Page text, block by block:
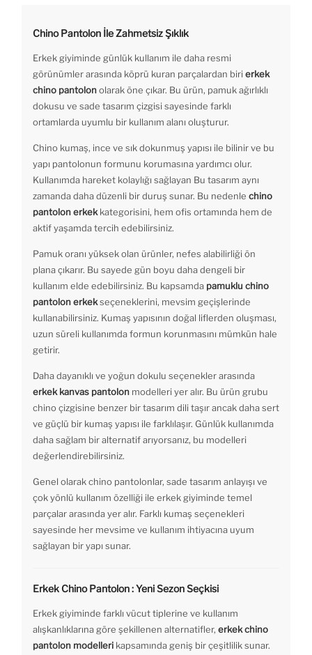
Chino Pantolon İle Zahmetsiz Şıklık
Erkek giyiminde günlük kullanım ile daha resmi
görünümler arasında köprü kuran parçalardan biri erkek
chino pantolonolarak öne çıkar. Bu ürün, pamuk ağırlıklı
dokusu ve sade tasarım çizgisi sayesinde farklı
ortamlarda uyumlu bir kullanım alanı oluşturur.
Chino kumaş, ince ve sık dokunmuş yapısı ile bilinir ve bu
yapı pantolonun formunu korumasına yardımcı olur.
Kullanımda hareket kolaylığı sağlayan Bu tasarım aynı
zamanda daha düzenli bir duruş sunar. Bu nedenle chino
pantolon erkekkategorisini, hem ofis ortamında hem de
aktif yaşamda tercih edebilirsiniz.
Pamuk oranı yüksek olan ürünler, nefes alabilirliği ön
plana çıkarır. Bu sayede gün boyu daha dengeli bir
kullanım elde edebilirsiniz. Bu kapsamda pamuklu chino
pantolon erkekseçeneklerini, mevsim geçişlerinde
kullanabilirsiniz. Kumaş yapısının doğal liflerden oluşması,
uzun süreli kullanımda formun korunmasını mümkün hale
getirir.
Daha dayanıklı ve yoğun dokulu seçenekler arasında
erkek kanvas pantolon modelleri yer alır. Bu ürün grubu
chino çizgisine benzer bir tasarım dili taşır ancak daha sert
ve güçlü bir kumaş yapısı ile farklılaşır. Günlük kullanımda
daha sağlam bir alternatif arıyorsanız, bu modelleri
değerlendirebilirsiniz.
Genel olarak chino pantolonlar, sade tasarım anlayışı ve
çok yönlü kullanım özelliği ile erkek giyiminde temel
parçalar arasında yer alır. Farklı kumaş seçenekleri
sayesinde her mevsime ve kullanım ihtiyacına uyum
sağlayan bir yapı sunar.
Erkek Chino Pantolon : Yeni Sezon Seçkisi
Erkek giyiminde farklı vücut tiplerine ve kullanım
alışkanlıklarına göre şekillenen alternatifler, erkek chino
pantolon modelleri kapsamında geniş bir çeşitlilik sunar.